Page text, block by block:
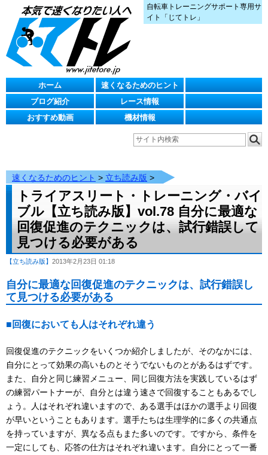
自転車トレーニングサポート専用サ
イト「じてトレ」
ホーム
速くなるためのヒント
ブログ紹介
レース情報
おすすめ動画
機材情報
速くなるためのヒント > 立ち読み版 >
トライアスリート・トレーニング・バイ
ブル【立ち読み版】vol.78 自分に最適な
回復促進のテクニックは、試行錯誤して
見つける必要がある
【立ち読み版】 2013年2月23日 01:18
自分に最適な回復促進のテクニックは、試行錯誤し
て見つける必要がある
■回復においても人はそれぞれ違う
回復促進のテクニックをいくつか紹介しましたが、そのなかには、
自分にとって効果の高いものとそうでないものとがあるはずです。
また、自分と同じ練習メニュー、同じ回復方法を実践しているはず
の練習パートナーが、自分とは違う速さで回復することもあるでし
ょう。人はそれぞれ違いますので、ある選手はほかの選手より回復
が早いということもあります。選手たちは生理学的に多くの共通点
を持っていますが、異なる点もまた多いのです。ですから、条件を
一定にしても、応答の仕方はそれぞれ違います。自分にとって一番